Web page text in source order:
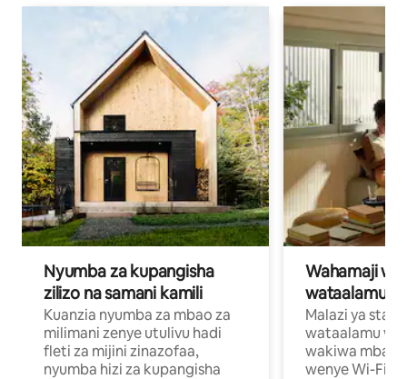
Nyumba za kupangisha
zilizo na samani kamili
Kuanzia nyumba za mbao za
milimani zenye utulivu hadi
fleti za mijini zinazofaa,
nyumba hizi za kupangisha
Wahamaji
wataalamu
Malazi ya
wataalamu
wakiwa mbali
wenye Wi-Fi